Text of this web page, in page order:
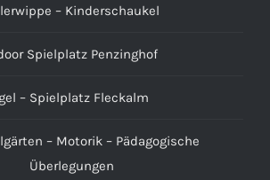
– Kinderschaukel
Spielplatz Penzinghof
– Spielplatz Fleckalm
– Motorik – Pädagogische
Überlegungen